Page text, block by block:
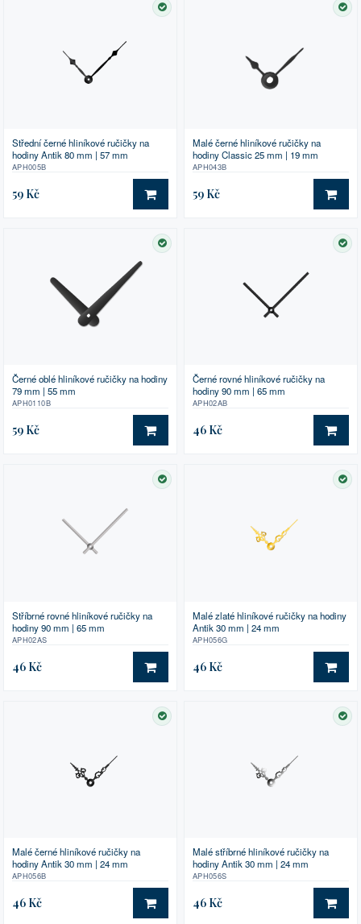
SKLADEM
Střední černé hliníkové ručičky na
hodiny Antik 80 mm | 57 mm
APH005B
59 Kč DO KOŠÍKU
Malé černé hliníkové ručičky na
hodiny Classic 25 mm | 19 mm
APH043B
59 Kč DO
SKLADEM
Černé oblé hliníkové ručičky na hodiny
79 mm | 55 mm
APH0110B
59 Kč DO KOŠÍKU
Černé rovné hliníkové ručičky na
hodiny 90 mm | 65 mm
APH02AB
46 Kč DO
SKLADEM
Stříbrné rovné hliníkové ručičky na
hodiny 90 mm | 65 mm
APH02AS
46 Kč DO KOŠÍKU
Malé zlaté hliníkové ručičky na hodiny
Antik 30 mm | 24 mm
APH056G
46 Kč DO
SKLADEM
Malé černé hliníkové ručičky na
hodiny Antik 30 mm | 24 mm
APH056B
46 Kč DO KOŠÍKU
Malé stříbrné hliníkové ručičky na
hodiny Antik 30 mm | 24 mm
APH056S
46 Kč DO